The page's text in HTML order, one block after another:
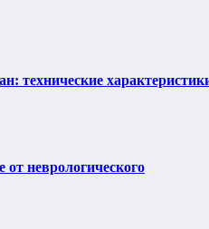
технические
неврологического